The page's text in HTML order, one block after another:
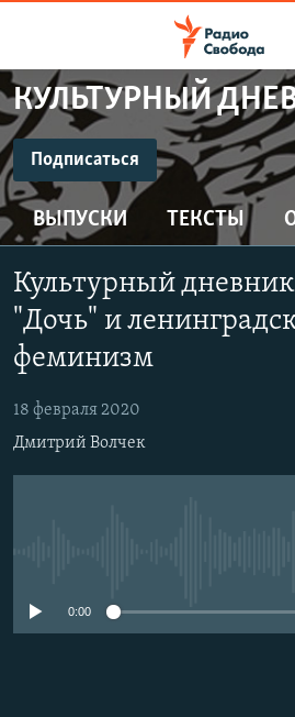
упрощенного
доступа
Вернуться
к
основному
содержанию
Вернутся
главной
навигации
поиску
ПРОГРАММЫ
ПОДКАСТЫ
АВТОРСКИЕ ПРОЕКТЫ
ЦИТАТЫ СВОБОДЫ
МНЕНИЯ
КУЛЬТУРА
IDEL.РЕАЛИИ
СЕВЕР.РЕАЛИИ
СИБИРЬ.РЕАЛИИ
СОЦИАЛЬНЫЕ СЕТИ
КУЛЬТУРНЫЙ
Подписаться
ПОДПИСАТЬСЯ
Подписаться
ВЫПУСКИ ТЕКСТЫ
Культурный
"Дочь" и
феминизм
18 февраля 2020
Дмитрий Волчек
0:00